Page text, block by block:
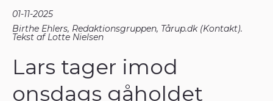
01-11-2025
Birthe Ehlers, Redaktionsgruppen, Tårup.dk (Kontakt).
Tekst af Lotte Nielsen
Lars tager imod
onsdags gåholdet